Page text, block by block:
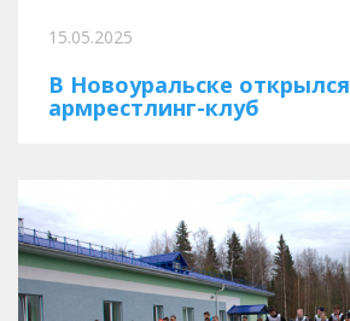
15.05.2025
В Новоуральске открылся
армрестлинг-клуб